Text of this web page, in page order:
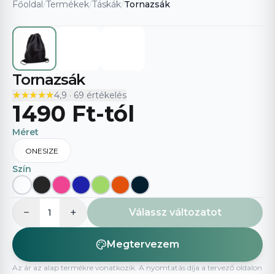
Adatvédelmi nyilatkozat
Főoldal /Termékek/Táskák/Tornazsák
Tornazsák
★★★★★
★★★★★4,9 · 69 értékelés
1490 Ft-tól
Méret
ONESIZE
Szín
− 1 + Válassz változatot
Megtervezem
Az ár az alap termékre vonatkozik. A nyomtatás díja a tervező oldalon